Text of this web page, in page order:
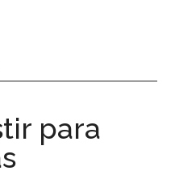
para